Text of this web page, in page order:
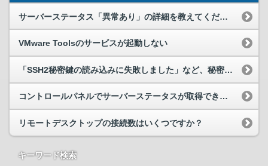
サーバーステータス「異常あり」の詳細を教えてください
VMware Toolsのサービスが起動しない
「SSH2秘密鍵の読み込みに失敗しました」など、秘密鍵の解除エラーが出力される
コントロールパネルでサーバーステータスが取得できない。またはサーバーステータスが異常となっている。
リモートデスクトップの接続数はいくつですか？
キーワード検索